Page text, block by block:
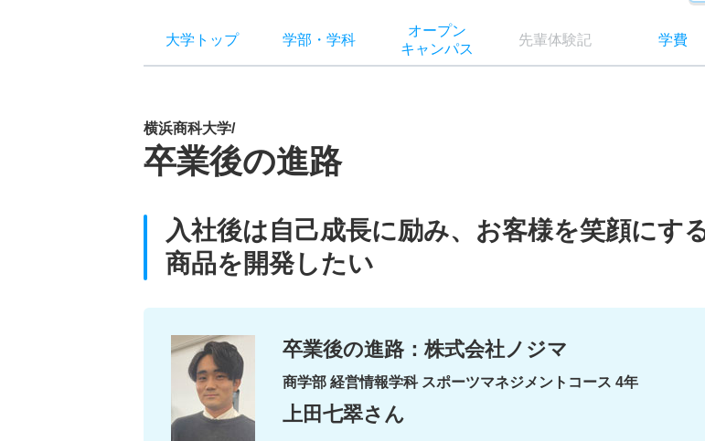
大学トップ 学部 ・ 学科
オープン
キャンパス
先輩体験記 学費
横浜商科大学/
卒業後の進路
入社後は自己成長に励み、お客様を笑顔にす
商品を開発したい
卒業後の進路：株式会社ノジマ
商学部 経営情報学科 スポーツマネジメントコース 4年
上田七翠さん